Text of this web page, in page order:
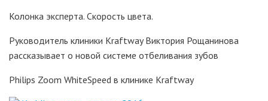
Колонка эксперта. Скорость цвета.
Руководитель клиники Kraftway Виктория Рощанинова
рассказывает о новой системе отбеливания зубов
Philips Zoom WhiteSpeed в клинике Kraftway